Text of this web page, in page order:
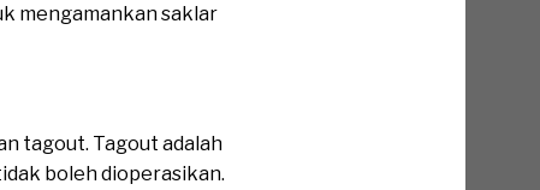
mengamankan saklar
tagout. Tagout adalah
boleh dioperasikan.